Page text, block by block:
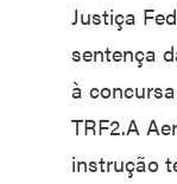
Justiça
sentença
à
TRF2.A
instrução